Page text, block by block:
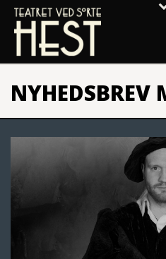
NYHEDSBREV